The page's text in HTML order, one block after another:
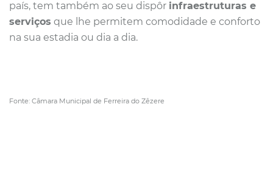
país, tem também ao seu dispôr infraestruturas e
serviços que lhe permitem comodidade e conforto
na sua estadia ou dia a dia.
Fonte: Câmara Municipal de Ferreira do Zêzere